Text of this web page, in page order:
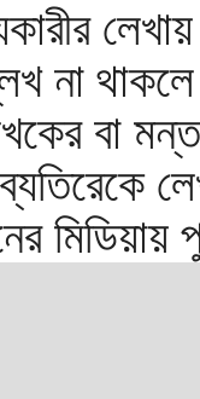
না
বা
মিডিয়ায়